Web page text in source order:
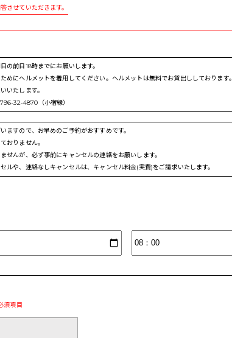
させていただきます。
の前日18時までにお願いします。
めにヘルメットを着用してください。ヘルメットは無料でお貸出ししております。
いたします。
32-4870（小宿縁）
ますので、お早めのご予約がおすすめです。
おりません。
せんが、必ず事前にキャンセルの連絡をお願いします。
ルや、連絡なしキャンセルは、キャンセル料金(実費)をご請求いたします。